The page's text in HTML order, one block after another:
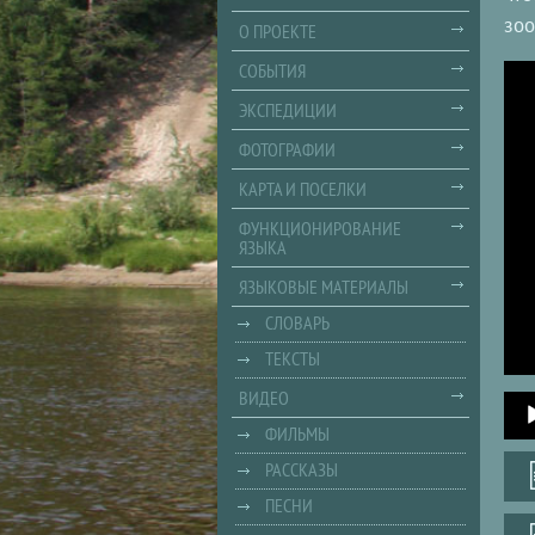
Audio
О ПРОЕКТЕ
СОБЫТИЯ
ЭКСПЕДИЦИИ
ФОТОГРАФИИ
КАРТА И ПОСЕЛКИ
ФУНКЦИОНИРОВАНИЕ
ЯЗЫКА
ЯЗЫКОВЫЕ МАТЕРИАЛЫ
СЛОВАРЬ
ТЕКСТЫ
ВИДЕО
ФИЛЬМЫ
РАССКАЗЫ
ПЕСНИ